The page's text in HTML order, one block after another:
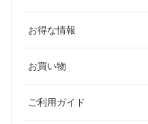
お得な情報
お買い物
ご利用ガイド